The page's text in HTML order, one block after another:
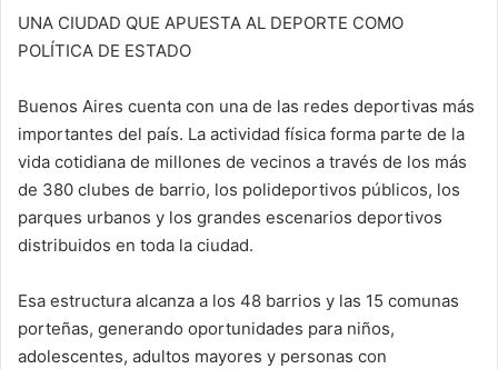
UNA CIUDAD QUE APUESTA AL DEPORTE COMO
POLÍTICA DE ESTADO
Buenos Aires cuenta con una de las redes deportivas más
importantes del país. La actividad física forma parte de la
vida cotidiana de millones de vecinos a través de los más
de 380 clubes de barrio, los polideportivos públicos, los
parques urbanos y los grandes escenarios deportivos
distribuidos en toda la ciudad.
Esa estructura alcanza a los 48 barrios y las 15 comunas
porteñas, generando oportunidades para niños,
adolescentes, adultos mayores y personas con